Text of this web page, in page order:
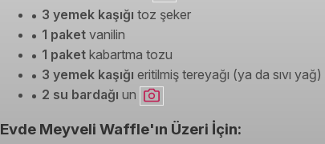
3 yemek kaşığı toz şeker
1 paket vanilin
1 paket kabartma tozu
3 yemek kaşığı eritilmiş tereyağı (ya da sıvı yağ)
2 su bardağı un
Evde Meyveli Waffle'ın Üzeri İçin: